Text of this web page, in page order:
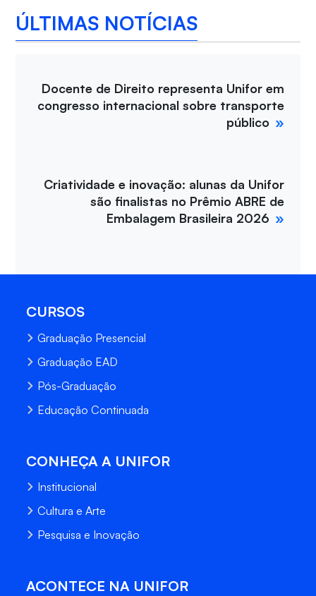
ÚLTIMAS NOTÍCIAS
Docente de Direito representa Unifor em
congresso internacional sobre transporte
público
Criatividade e inovação: alunas da Unifor
são finalistas no Prêmio ABRE de
Embalagem Brasileira 2026
CURSOS
Graduação Presencial
Graduação EAD
Pós-Graduação
Educação Continuada
CONHEÇA A UNIFOR
Institucional
Cultura e Arte
Pesquisa e Inovação
ACONTECE NA UNIFOR